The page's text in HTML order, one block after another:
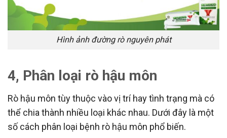
Hình ảnh đường rò nguyên phát
4, Phân loại rò hậu môn
Rò hậu môn tùy thuộc vào vị trí hay tình trạng mà có
thể chia thành nhiều loại khác nhau. Dưới đây là một
số cách phân loại bệnh rò hậu môn phổ biến.